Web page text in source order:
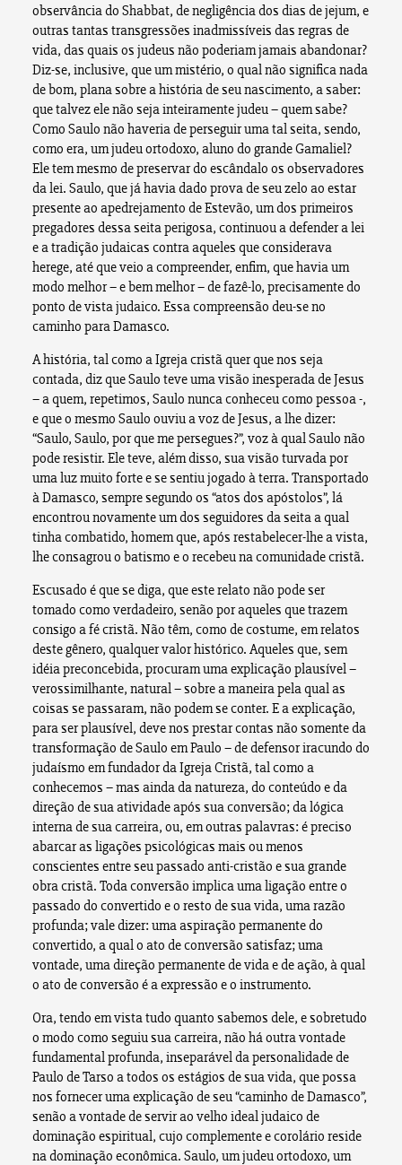
observância do Shabbat, de negligência dos dias de jejum, e
outras tantas transgressões inadmissíveis das regras de
vida, das quais os judeus não poderiam jamais abandonar?
Diz-se, inclusive, que um mistério, o qual não significa nada
de bom, plana sobre a história de seu nascimento, a saber:
que talvez ele não seja inteiramente judeu – quem sabe?
Como Saulo não haveria de perseguir uma tal seita, sendo,
como era, um judeu ortodoxo, aluno do grande Gamaliel?
Ele tem mesmo de preservar do escândalo os observadores
da lei. Saulo, que já havia dado prova de seu zelo ao estar
presente ao apedrejamento de Estevão, um dos primeiros
pregadores dessa seita perigosa, continuou a defender a lei
e a tradição judaicas contra aqueles que considerava
herege, até que veio a compreender, enfim, que havia um
modo melhor – e bem melhor – de fazê-lo, precisamente do
ponto de vista judaico. Essa compreensão deu-se no
caminho para Damasco.
A história, tal como a Igreja cristã quer que nos seja
contada, diz que Saulo teve uma visão inesperada de Jesus
– a quem, repetimos, Saulo nunca conheceu como pessoa -,
e que o mesmo Saulo ouviu a voz de Jesus, a lhe dizer:
“Saulo, Saulo, por que me persegues?”, voz à qual Saulo não
pode resistir. Ele teve, além disso, sua visão turvada por
uma luz muito forte e se sentiu jogado à terra. Transportado
à Damasco, sempre segundo os “atos dos apóstolos”, lá
encontrou novamente um dos seguidores da seita a qual
tinha combatido, homem que, após restabelecer-lhe a vista,
lhe consagrou o batismo e o recebeu na comunidade cristã.
Escusado é que se diga, que este relato não pode ser
tomado como verdadeiro, senão por aqueles que trazem
consigo a fé cristã. Não têm, como de costume, em relatos
deste gênero, qualquer valor histórico. Aqueles que, sem
idéia preconcebida, procuram uma explicação plausível –
verossimilhante, natural – sobre a maneira pela qual as
coisas se passaram, não podem se conter. E a explicação,
para ser plausível, deve nos prestar contas não somente da
transformação de Saulo em Paulo – de defensor iracundo do
judaísmo em fundador da Igreja Cristã, tal como a
conhecemos – mas ainda da natureza, do conteúdo e da
direção de sua atividade após sua conversão; da lógica
interna de sua carreira, ou, em outras palavras: é preciso
abarcar as ligações psicológicas mais ou menos
conscientes entre seu passado anti-cristão e sua grande
obra cristã. Toda conversão implica uma ligação entre o
passado do convertido e o resto de sua vida, uma razão
profunda; vale dizer: uma aspiração permanente do
convertido, a qual o ato de conversão satisfaz; uma
vontade, uma direção permanente de vida e de ação, à qual
o ato de conversão é a expressão e o instrumento.
Ora, tendo em vista tudo quanto sabemos dele, e sobretudo
o modo como seguiu sua carreira, não há outra vontade
fundamental profunda, inseparável da personalidade de
Paulo de Tarso a todos os estágios de sua vida, que possa
nos fornecer uma explicação de seu “caminho de Damasco”,
senão a vontade de servir ao velho ideal judaico de
dominação espiritual, cujo complemente e corolário reside
na dominação econômica. Saulo, um judeu ortodoxo, um